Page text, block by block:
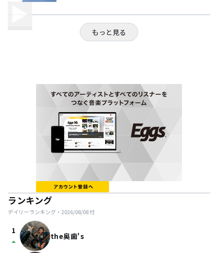
もっと見る
ランキング
デイリーランキング・ 2026/08/08付
1
arrow_drop_up the奥歯's